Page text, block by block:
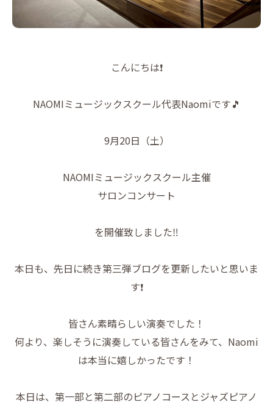
こんにちは❗️
NAOMIミュージックスクール代表Naomiです🎵
9月20日（土）
NAOMIミュージックスクール主催
サロンコンサート
を開催致しました‼️
本日も、先日に続き第三弾ブログを更新したいと思いま
す❗️
皆さん素晴らしい演奏でした！
何より、楽しそうに演奏している皆さんをみて、Naomi
は本当に嬉しかったです！
本日は、第一部と第二部のピアノコースとジャズピアノ